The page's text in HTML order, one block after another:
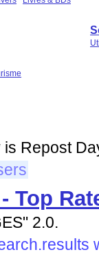
Repost
Top
2.0.